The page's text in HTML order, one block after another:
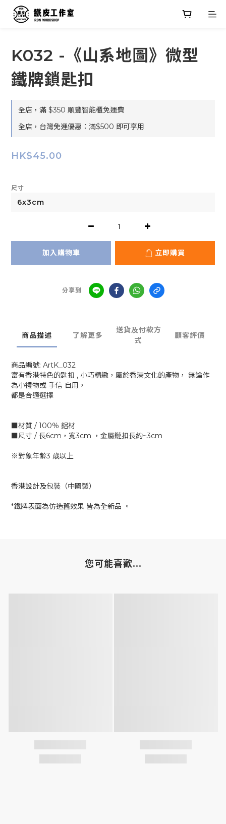
K032 -《山系地圖》微型
鐵牌鎖匙扣
全店，滿 $350 順豐智能櫃免運費
全店，台灣免運優惠：滿$500 即可享用
HK$45.00
尺寸
加入購物車 立即購買
分享到
商品描述 了解更多
送貨及付款方
式
顧客評價
商品編號: ArtK_032
富有香港特色的匙扣 , 小巧精緻，屬於香港文化的產物， 無論作
為小禮物或 手信 自用，
都是合適選擇
■材質 / 100％ 鋁材
■尺寸 / 長6cm，寬3cm ，金屬鏈扣長約~3cm
※對象年齢3 歳以上
香港設計及包裝（中國製）
*鐵牌表面為仿造舊效果 皆為全新品 。
您可能喜歡...